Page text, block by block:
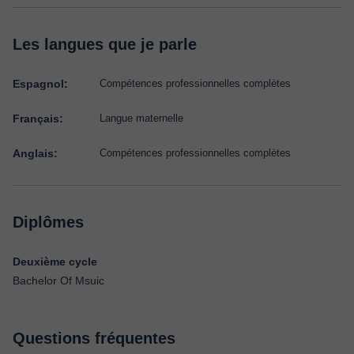
Les langues que je parle
Espagnol: Compétences professionnelles complètes
Français: Langue maternelle
Anglais: Compétences professionnelles complètes
Diplômes
Deuxième cycle
Bachelor Of Msuic
Questions fréquentes